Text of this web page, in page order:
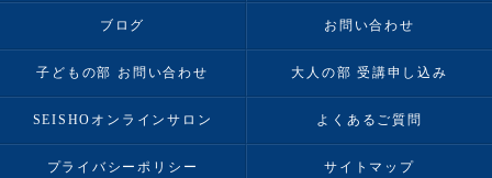
ブログ お問い合わせ
子どもの部 お問い合わせ 大人の部 受講申し込み
SEISHOオンラインサロン よくあるご質問
プライバシーポリシー サイトマップ